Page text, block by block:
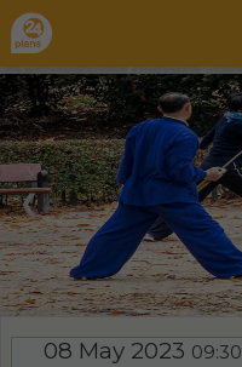
❮
08 May 2023 09:30